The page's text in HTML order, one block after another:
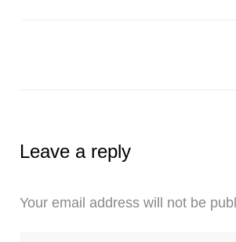
Leave a reply
Your email address will not be